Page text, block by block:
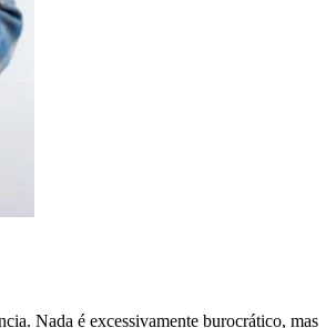
Nada é excessivamente burocrático, mas